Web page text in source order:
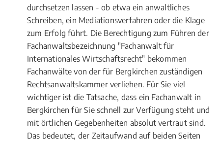
durchsetzen lassen - ob etwa ein anwaltliches
Schreiben, ein Mediationsverfahren oder die Klage
zum Erfolg führt. Die Berechtigung zum Führen der
Fachanwaltsbezeichnung "Fachanwalt für
Internationales Wirtschaftsrecht" bekommen
Fachanwälte von der für Bergkirchen zuständigen
Rechtsanwaltskammer verliehen. Für Sie viel
wichtiger ist die Tatsache, dass ein Fachanwalt in
Bergkirchen für Sie schnell zur Verfügung steht und
mit örtlichen Gegebenheiten absolut vertraut sind.
Das bedeutet, der Zeitaufwand auf beiden Seiten